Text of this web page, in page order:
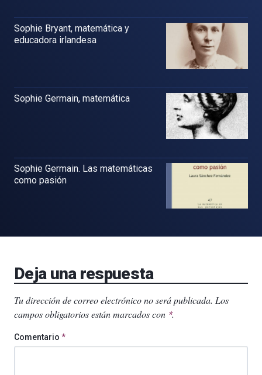
Sophie Bryant, matemática y
educadora irlandesa
Sophie Germain, matemática
Sophie Germain. Las matemáticas
como pasión
Deja una respuesta
Tu dirección de correo electrónico no será publicada. Los
campos obligatorios están marcados con *.
Comentario *